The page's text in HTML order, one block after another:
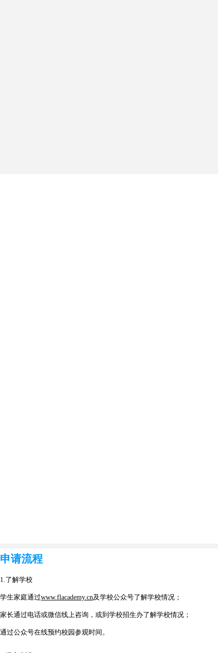
申请流程
1.了解学校
学生家庭通过www.flacademy.cn及学校公众号了解学校情况；
家长通过电话或微信线上咨询，或到学校招生办了解学校情况；
通过公众号在线预约校园参观时间。